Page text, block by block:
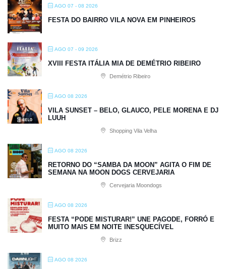
AGO 07 - 08 2026
FESTA DO BAIRRO VILA NOVA EM PINHEIROS
AGO 07 - 09 2026
XVIII FESTA ITÁLIA MIA DE DEMÉTRIO RIBEIRO
Demétrio Ribeiro
AGO 08 2026
VILA SUNSET – BELO, GLAUCO, PELE MORENA E DJ
LUUH
Shopping Vila Velha
AGO 08 2026
RETORNO DO “SAMBA DA MOON” AGITA O FIM DE
SEMANA NA MOON DOGS CERVEJARIA
Cervejaria Moondogs
AGO 08 2026
FESTA “PODE MISTURAR!” UNE PAGODE, FORRÓ E
MUITO MAIS EM NOITE INESQUECÍVEL
Brizz
AGO 08 2026